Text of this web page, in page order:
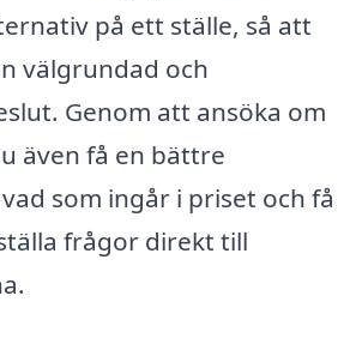
på ett ställe, så att
välgrundad och
Genom att ansöka om
även få en bättre
som ingår i priset och få
frågor direkt till